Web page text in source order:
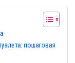
пошаговая